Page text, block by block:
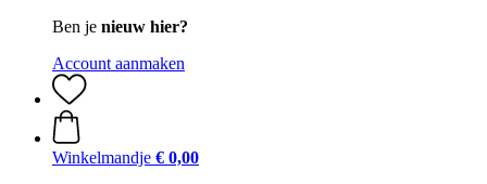
Ben je nieuw hier?
Account aanmaken
Winkelmandje € 0,00